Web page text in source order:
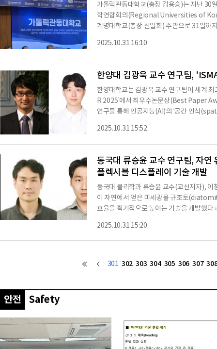
가톨릭관동대학교(총장 김용승)는 지난 30
학연합회의(Regional Universities of
계명대학교(총장 신일희) 주관으로 31일까
학교(총장 박진배), 호남대학교 등 전국 8개
이 함께했다.행사는 민경찬 국가인재경영
2025.10.31 16:10
한양대 김광욱 교수 연구팀,
한양대학교는 김광욱 교수 연구팀이 세계 최
R 2025’에서 최우수논문상(Best Paper
연구를 통해 인공지능(AI)의 ‘공간 인식
odel)의 발전으로 인공지능은 단순한 대화
는 ‘에이전트(LLM Agent)’로 진화하고 있
2025.10.31 15:52
동국대 류승윤 교수 연구팀, 자연
플렉시블 디스플레이 기술 개발
동국대 물리학과 류승윤 교수(교신저자),
이 자연에서 얻은 미세광물 규조토
효율을 획기적으로 높이는 기술을 개발했
기술이다. 연구팀은 규조토 농도 최적화 조
노소재나 복잡한 공정을 거치지 않고도 전
2025.10.31 15:20
301 302 303 304 305 306 307
안전 Safety